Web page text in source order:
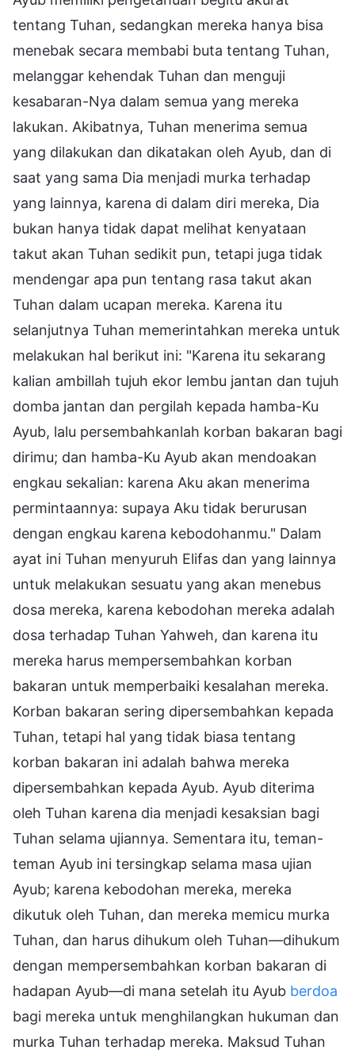
tentang Tuhan, sedangkan mereka hanya bisa
menebak secara membabi buta tentang Tuhan,
melanggar kehendak Tuhan dan menguji
kesabaran-Nya dalam semua yang mereka
lakukan. Akibatnya, Tuhan menerima semua
yang dilakukan dan dikatakan oleh Ayub, dan di
saat yang sama Dia menjadi murka terhadap
yang lainnya, karena di dalam diri mereka, Dia
bukan hanya tidak dapat melihat kenyataan
takut akan Tuhan sedikit pun, tetapi juga tidak
mendengar apa pun tentang rasa takut akan
Tuhan dalam ucapan mereka. Karena itu
selanjutnya Tuhan memerintahkan mereka untuk
melakukan hal berikut ini: "Karena itu sekarang
kalian ambillah tujuh ekor lembu jantan dan tujuh
domba jantan dan pergilah kepada hamba-Ku
Ayub, lalu persembahkanlah korban bakaran bagi
dirimu; dan hamba-Ku Ayub akan mendoakan
engkau sekalian: karena Aku akan menerima
permintaannya: supaya Aku tidak berurusan
dengan engkau karena kebodohanmu." Dalam
ayat ini Tuhan menyuruh Elifas dan yang lainnya
untuk melakukan sesuatu yang akan menebus
dosa mereka, karena kebodohan mereka adalah
dosa terhadap Tuhan Yahweh, dan karena itu
mereka harus mempersembahkan korban
bakaran untuk memperbaiki kesalahan mereka.
Korban bakaran sering dipersembahkan kepada
Tuhan, tetapi hal yang tidak biasa tentang
korban bakaran ini adalah bahwa mereka
dipersembahkan kepada Ayub. Ayub diterima
oleh Tuhan karena dia menjadi kesaksian bagi
Tuhan selama ujiannya. Sementara itu, teman-
teman Ayub ini tersingkap selama masa ujian
Ayub; karena kebodohan mereka, mereka
dikutuk oleh Tuhan, dan mereka memicu murka
Tuhan, dan harus dihukum oleh Tuhan—dihukum
dengan mempersembahkan korban bakaran di
hadapan Ayub—di mana setelah itu Ayub berdoa
bagi mereka untuk menghilangkan hukuman dan
murka Tuhan terhadap mereka. Maksud Tuhan